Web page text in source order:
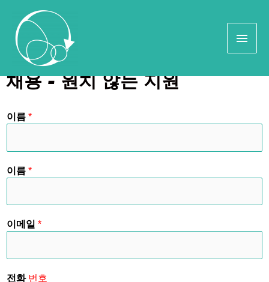
채용 - 원치 않는 지원
이름 *
이름 *
이메일 *
전화 번호